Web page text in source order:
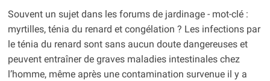
Souvent un sujet dans les forums de jardinage - mot-clé :
myrtilles, ténia du renard et congélation ? Les infections par
le ténia du renard sont sans aucun doute dangereuses et
peuvent entraîner de graves maladies intestinales chez
l’homme, même après une contamination survenue il y a